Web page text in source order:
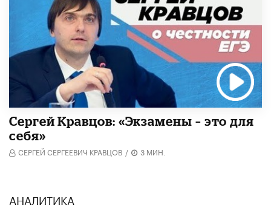
Сергей Кравцов: «Экзамены – это для
себя»
СЕРГЕЙ СЕРГЕЕВИЧ КРАВЦОВ / 3 МИН.
АНАЛИТИКА